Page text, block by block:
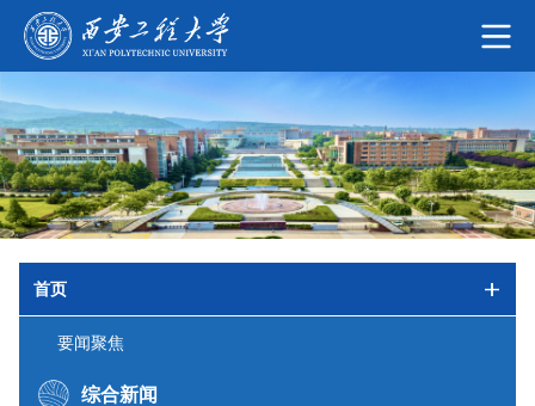
首页
要闻聚焦
综合新闻